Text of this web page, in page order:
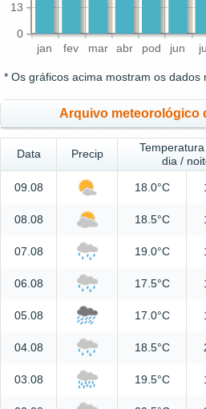
jan fev mar abr pod jun
0
13
* Os gráficos acima mostram os dados
Arquivo meteorológico
Data Precip
dia /
09.08 18.0°C
08.08 18.5°C
07.08 19.0°C
06.08 17.5°C
05.08 17.0°C
04.08 18.5°C
03.08 19.5°C